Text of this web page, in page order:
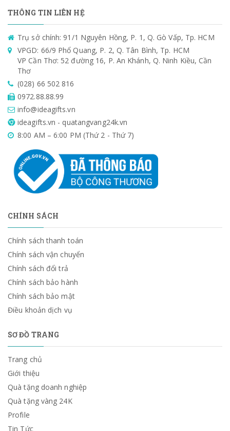
THÔNG TIN LIÊN HỆ
Trụ sở chính: 91/1 Nguyên Hồng, P. 1, Q. Gò Vấp, Tp. HCM
VPGD: 66/9 Phổ Quang, P. 2, Q. Tân Bình, Tp. HCM
VP Cần Thơ: 52 đường 16, P. An Khánh, Q. Ninh Kiều, Cần
Thơ
(028) 66 502 816
0972.88.88.99
info@ideagifts.vn
ideagifts.vn - quatangvang24k.vn
8:00 AM – 6:00 PM (Thứ 2 - Thứ 7)
CHÍNH SÁCH
Chính sách thanh toán
Chính sách vận chuyển
Chính sách đổi trả
Chính sách bảo hành
Chính sách bảo mật
Điều khoản dịch vụ
SƠ ĐỒ TRANG
Trang chủ
Giới thiệu
Quà tặng doanh nghiệp
Quà tặng vàng 24K
Profile
Tin Tức